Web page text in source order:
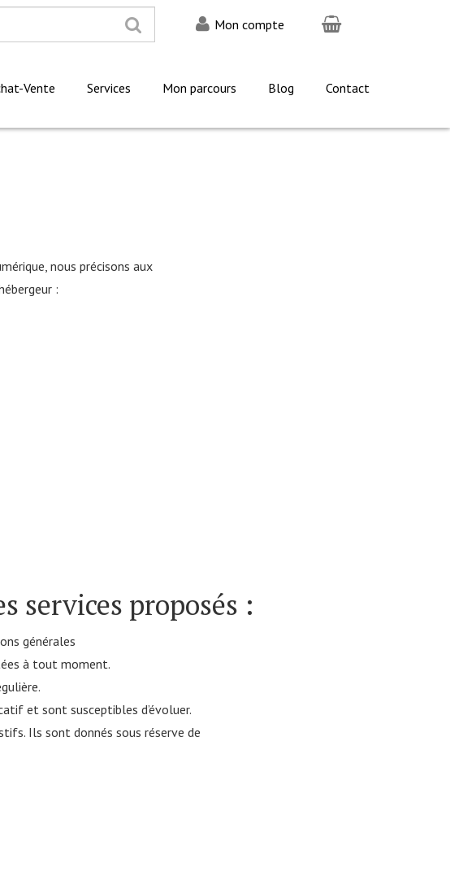
Mon compte
Vente Services Mon parcours Blog Contact
nous précisons aux
:
services proposés :
générales
à tout moment.
et sont susceptibles d’évoluer.
Ils sont donnés sous réserve de